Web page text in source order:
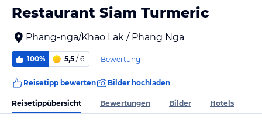
Restaurant Siam Turmeric
Phang-nga/Khao Lak / Phang Nga
100% 5,5 / 6 1 Bewertung
Reisetipp bewerten Bilder hochladen
Reisetippübersicht Bewertungen Bilder Hotels